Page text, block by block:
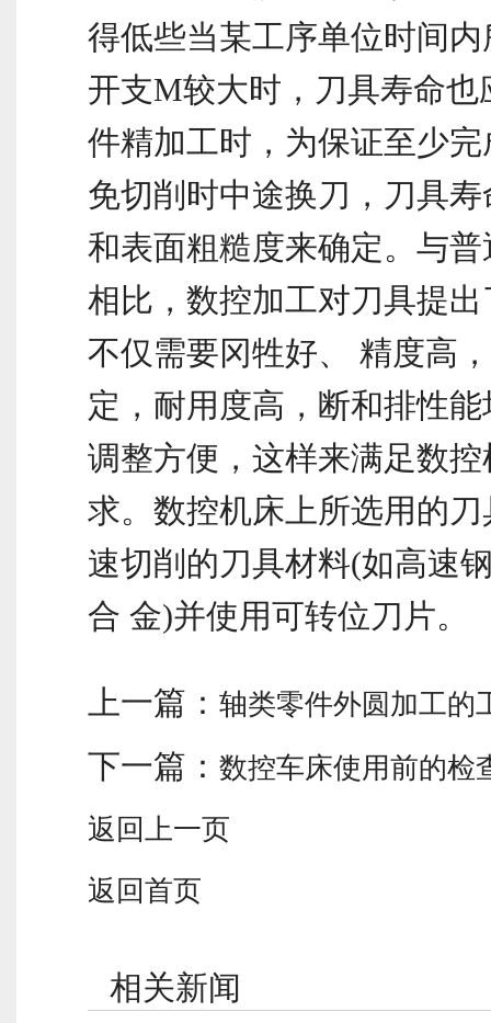
得低些当某工序单位时间
开支M较大时，刀具寿命也
件精加工时，为保证至少
免切削时中途换刀，刀具
和表面粗糙度来确定。与
相比，数控加工对刀具提
不仅需要冈牲好、 精度高
定，耐用度高，断和排性
调整方便，这样来满足数
求。数控机床上所选用的
速切削的刀具材料(如高速
合 金)并使用可转位刀片。
上一篇： 轴类零件外圆加工的
下一篇： 数控车床使用前的检
返回上一页
返回首页
相关新闻